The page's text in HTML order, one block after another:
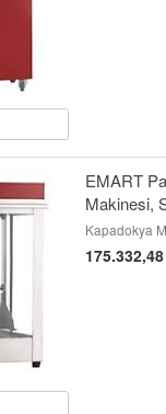
EMART
Makinesi,
Kapadokya